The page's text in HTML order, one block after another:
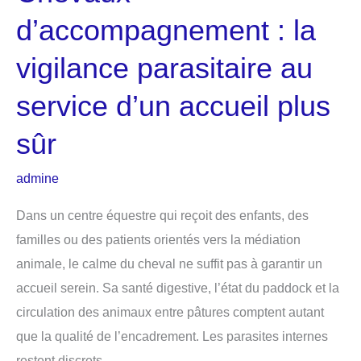
d’accompagnement : la
vigilance parasitaire au
service d’un accueil plus
sûr
admine
Dans un centre équestre qui reçoit des enfants, des
familles ou des patients orientés vers la médiation
animale, le calme du cheval ne suffit pas à garantir un
accueil serein. Sa santé digestive, l’état du paddock et la
circulation des animaux entre pâtures comptent autant
que la qualité de l’encadrement. Les parasites internes